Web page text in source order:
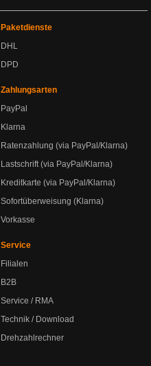
Paketdienste
DHL
DPD
Zahlungsarten
PayPal
Klarna
Ratenzahlung (via PayPal/Klarna)
Lastschrift (via PayPal/Klarna)
Kreditkarte (via PayPal/Klarna)
Sofortüberweisung (Klarna)
Vorkasse
Service
Filialen
B2B
Service / RMA
Technik / Download
Drehzahlrechner